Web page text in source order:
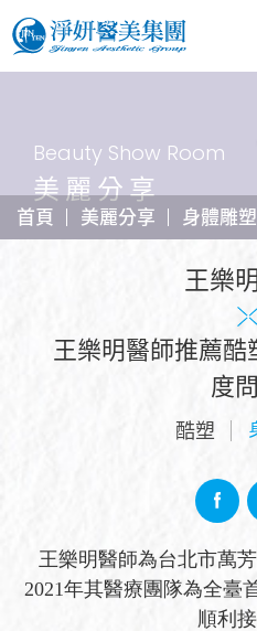
Beauty Show Room
美麗分享
首頁 美麗分享 身體雕塑
王樂
王樂明醫師推薦
度
酷塑
王樂明醫師為台北市萬
2021年其醫療團隊為全臺
順利接